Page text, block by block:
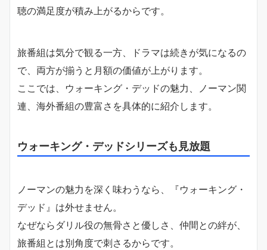
聴の満足度が積み上がるからです。
旅番組は気分で観る一方、ドラマは続きが気になるの
で、両方が揃うと月額の価値が上がります。
ここでは、ウォーキング・デッドの魅力、ノーマン関
連、海外番組の豊富さを具体的に紹介します。
ウォーキング・デッドシリーズも見放題
ノーマンの魅力を深く味わうなら、『ウォーキング・
デッド』は外せません。
なぜならダリル役の無骨さと優しさ、仲間との絆が、
旅番組とは別角度で刺さるからです。